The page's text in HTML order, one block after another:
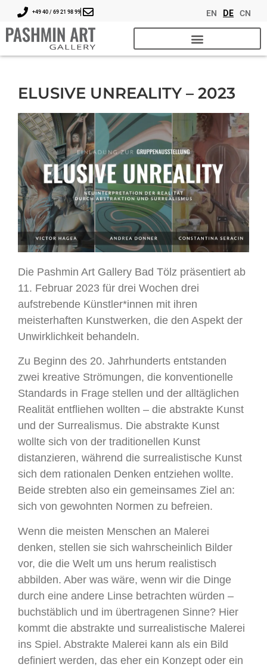
+49 40 / 69 21 98 99 EN DE CN
ELUSIVE UNREALITY – 2023
Die Pashmin Art Gallery Bad Tölz präsentiert ab
11. Februar 2023 für drei Wochen drei
aufstrebende Künstler*innen mit ihren
meisterhaften Kunstwerken, die den Aspekt der
Unwirklichkeit behandeln.
Zu Beginn des 20. Jahrhunderts entstanden
zwei kreative Strömungen, die konventionelle
Standards in Frage stellen und der alltäglichen
Realität entfliehen wollten – die abstrakte Kunst
und der Surrealismus. Die abstrakte Kunst
wollte sich von der traditionellen Kunst
distanzieren, während die surrealistische Kunst
sich dem rationalen Denken entziehen wollte.
Beide strebten also ein gemeinsames Ziel an:
sich von gewohnten Normen zu befreien.
Wenn die meisten Menschen an Malerei
denken, stellen sie sich wahrscheinlich Bilder
vor, die die Welt um uns herum realistisch
abbilden. Aber was wäre, wenn wir die Dinge
durch eine andere Linse betrachten würden –
buchstäblich und im übertragenen Sinne? Hier
kommt die abstrakte und surrealistische Malerei
ins Spiel. Abstrakte Malerei kann als ein Bild
definiert werden, das eher ein Konzept oder ein